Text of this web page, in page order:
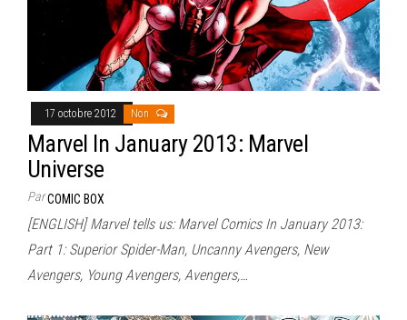
17 octobre 2012 Non
Marvel In January 2013: Marvel
Universe
ParCOMIC BOX
[ENGLISH] Marvel tells us: Marvel Comics In January 2013:
Part 1: Superior Spider-Man, Uncanny Avengers, New
Avengers, Young Avengers, Avengers,…